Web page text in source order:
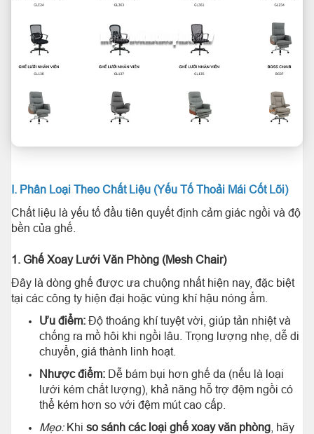
I. Phân Loại Theo Chất Liệu (Yếu Tố Thoải Mái Cốt Lõi)
Chất liệu là yếu tố đầu tiên quyết định cảm giác ngồi và độ
bền của ghế.
1. Ghế Xoay Lưới Văn Phòng (Mesh Chair)
Đây là dòng ghế được ưa chuộng nhất hiện nay, đặc biệt
tại các công ty hiện đại hoặc vùng khí hậu nóng ẩm.
Ưu điểm: Độ thoáng khí tuyệt vời, giúp tản nhiệt và
chống ra mồ hôi khi ngồi lâu. Trọng lượng nhẹ, dễ di
chuyển, giá thành linh hoạt.
Nhược điểm: Dễ bám bụi hơn ghế da (nếu là loại
lưới kém chất lượng), khả năng hỗ trợ đệm ngồi có
thể kém hơn so với đệm mút cao cấp.
Mẹo:Khi so sánh các loại ghế xoay văn phòng , hãy